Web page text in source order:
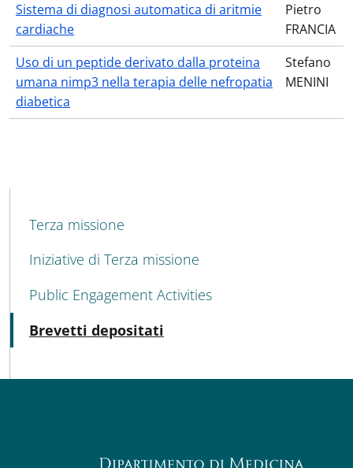
Sistema di diagnosi automatica di aritmie
cardiache
Pietro
FRANCIA
Uso di un peptide derivato dalla proteina
umana nimp3 nella terapia delle nefropatia
diabetica
Stefano
MENINI
MENU CEV SECOND NAVIGATION
Terza missione
Iniziative di Terza missione
Public Engagement Activities
Brevetti depositati